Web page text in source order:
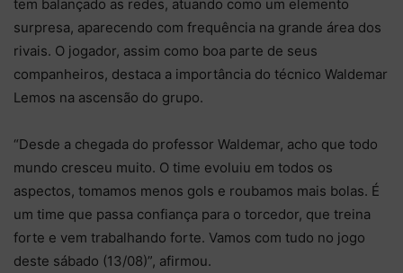
tem balançado as redes, atuando como um elemento
surpresa, aparecendo com frequência na grande área dos
rivais. O jogador, assim como boa parte de seus
companheiros, destaca a importância do técnico Waldemar
Lemos na ascensão do grupo.
“Desde a chegada do professor Waldemar, acho que todo
mundo cresceu muito. O time evoluiu em todos os
aspectos, tomamos menos gols e roubamos mais bolas. É
um time que passa confiança para o torcedor, que treina
forte e vem trabalhando forte. Vamos com tudo no jogo
deste sábado (13/08)”, afirmou.